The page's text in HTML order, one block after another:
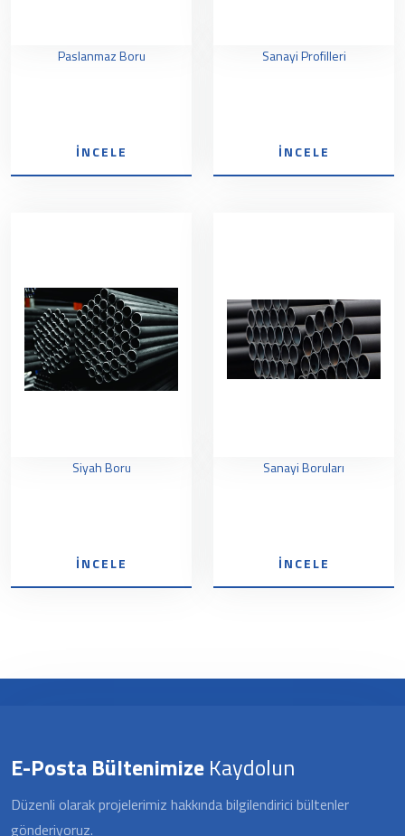
Paslanmaz Boru
İNCELE
Sanayi Profilleri
İNCELE
Siyah Boru
İNCELE
Sanayi Boruları
İNCELE
E-Posta BültenimizeKaydolun
Düzenli olarak projelerimiz hakkında bilgilendirici bültenler
gönderiyoruz.